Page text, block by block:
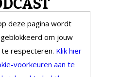
deze pagina wordt
om jouw
respecteren. Klik hier
voorkeuren aan te